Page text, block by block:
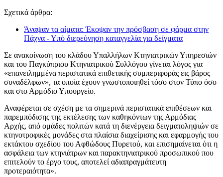
Σχετικά άρθρα:
Άναψαν τα αίματα: Έκοψαν την πρόσβαση σε φάρμα στην
Πάχνα - Υπό διερεύνηση καταγγελία για δείγματα
Σε ανακοίνωση του κλάδου Υπαλλήλων Κτηνιατρικών Υπηρεσιών
και του Παγκύπριου Κτηνιατρικού Συλλόγου γίνεται λόγος για
«επανειλημμένα περιστατικά επιθετικής συμπεριφοράς εις βάρος
συναδέλφων», τα οποία έχουν γνωστοποιηθεί τόσο στον Τύπο όσο
και στο Αρμόδιο Υπουργείο.
Αναφέρεται σε σχέση με τα σημερινά περιστατικά επιθέσεων και
παρεμπόδισης της εκτέλεσης των καθηκόντων της Αρμόδιας
Αρχής, από ομάδες πολιτών κατά τη διενέργεια δειγματοληψιών σε
κτηνοτροφικές μονάδες στα πλαίσια διαχείρισης και εφαρμογής του
εκτάκτου σχεδίου του Αφθώδους Πυρετού, και επισημαίνεται ότι η
ασφάλεια των κτηνιάτρων και παρακτηνιατρικού προσωπικού που
επιτελούν το έργο τους, αποτελεί αδιαπραγμάτευτη
προτεραιότητα».